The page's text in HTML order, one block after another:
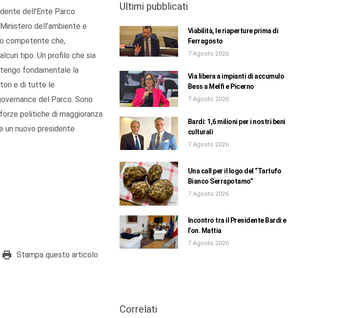
dell'Ente Parco
dell’ambiente e
competente che,
tipo. Un profilo che sia
fondamentale la
e di tutte le
del Parco. Sono
politiche di maggioranza
un nuovo presidente
Stampa questo articolo
Ultimi pubblicati
Viabilità, le riaperture prima di
Ferragosto
7 Agosto 2026
Via libera a impianti di accumulo
Bess a Melfi e Picerno
7 Agosto 2026
Bardi: 1,6 milioni per i nostri beni
culturali
7 Agosto 2026
Una call per il logo del “Tartufo
Bianco Serrapotamo”
7 Agosto 2026
Incontro tra il Presidente Bardi e
l’on. Mattia
7 Agosto 2026
Correlati